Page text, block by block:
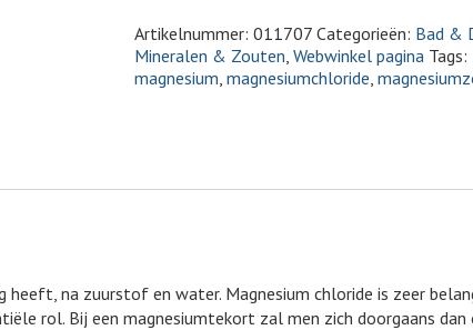
Artikelnummer: 011707 Categorieën: Bad &
Mineralen & Zouten, Webwinkel pagina Tags:
magnesium, magnesiumchloride,
na zuurstof en water. Magnesium chloride is zeer
rol. Bij een magnesiumtekort zal men zich doorgaans